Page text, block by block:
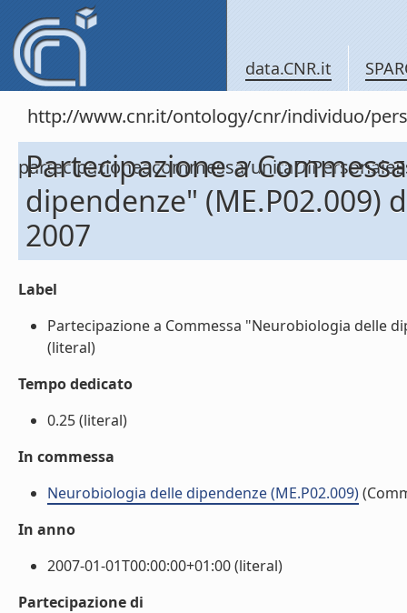
data.CNR.it
http://www.cnr.it/ontology/cnr/individuo/
partecipazioneacommessa/
Partecipazione a
dipendenze" (ME.P02.009)
2007
Label
Partecipazione a Commessa "Neurobiologia delle
(literal)
Tempo dedicato
0.25 (literal)
In commessa
Neurobiologia delle dipendenze (ME.P02.009)
In anno
2007-01-01T00:00:00+01:00 (literal)
Partecipazione di